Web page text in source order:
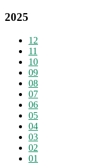
2025
12
11
10
09
08
07
06
05
04
03
02
01